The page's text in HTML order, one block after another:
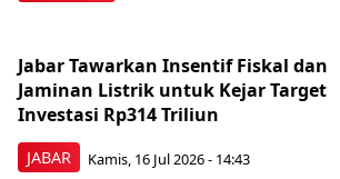
JABAR
Jabar Tawarkan Insentif Fiskal dan
Jaminan Listrik untuk Kejar Target
Investasi Rp314 Triliun
Kamis, 16 Jul 2026 - 14:43